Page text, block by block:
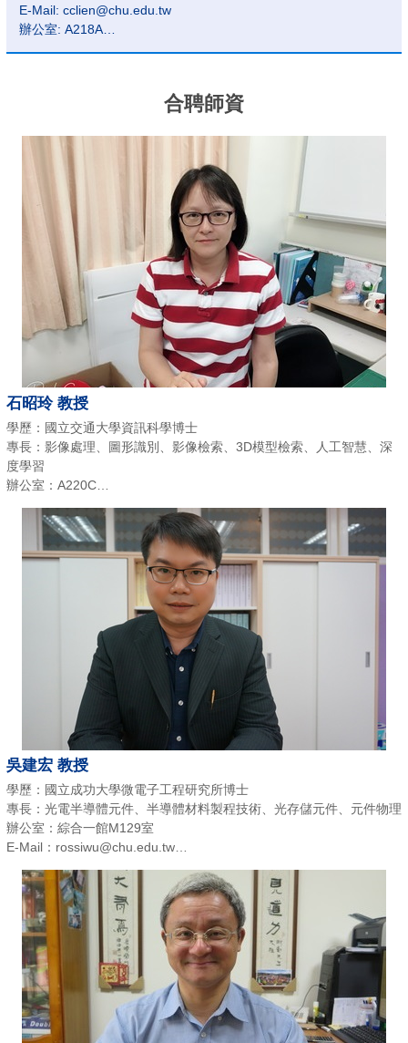
E-Mail: cclien@chu.edu.tw
辦公室: A218A
電話: (03)518-6404
合聘師資
石昭玲 教授
學歷：國立交通大學資訊科學博士
專長：影像處理、圖形識別、影像檢索、3D模型檢索、人工智慧、深
度學習
辦公室：A220C
電話：(03)518-6407
吳建宏 教授
學歷：國立成功大學微電子工程研究所博士
專長：光電半導體元件、半導體材料製程技術、光存儲元件、元件物理
辦公室：綜合一館M129室
E-Mail：rossiwu@chu.edu.tw
電話：(03)518- 6872